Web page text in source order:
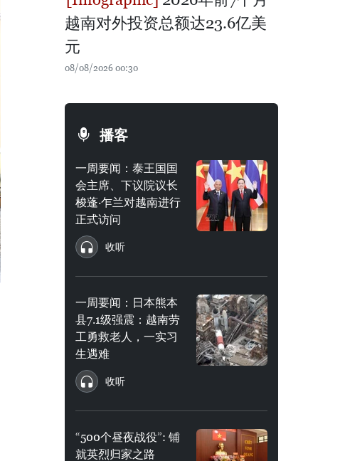
越南对外投资总额达23.6亿美
元
08/08/2026 00:30
播客
一周要闻：泰王国国
会主席、下议院议长
梭蓬·乍兰对越南进行
正式访问
收听
一周要闻：日本熊本
县7.1级强震：越南劳
工勇救老人，一实习
生遇难
收听
“500个昼夜战役”: 铺
就英烈归家之路